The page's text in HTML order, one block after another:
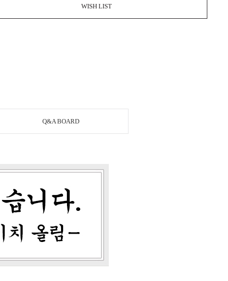
WISH LIST
Q&A BOARD